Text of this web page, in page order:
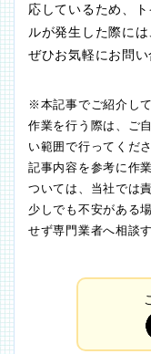
応しているため、
ルが発生した際に
ぜひお気軽にお問い
※本記事でご紹介し
作業を行う際は、ご
い範囲で行ってくださ
記事内容を参考に作
ついては、当社では
少しでも不安がある
せず専門業者へ相談